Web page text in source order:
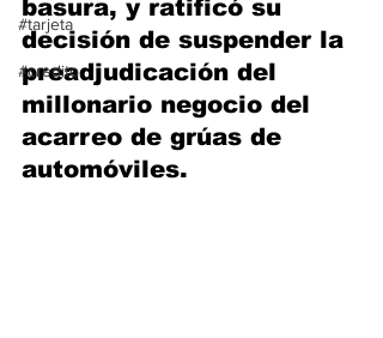
#tarjeta
#credito
basura, y ratificó su
decisión de suspender la
preadjudicación del
millonario negocio del
acarreo de grúas de
automóviles.